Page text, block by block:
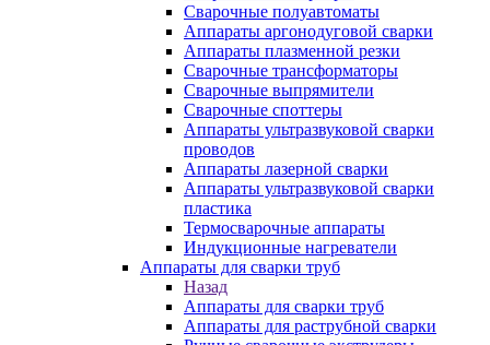
Сварочные полуавтоматы
Аппараты аргонодуговой сварки
Аппараты плазменной резки
Сварочные трансформаторы
Сварочные выпрямители
Сварочные споттеры
Аппараты ультразвуковой сварки
проводов
Аппараты лазерной сварки
Аппараты ультразвуковой сварки
пластика
Термосварочные аппараты
Индукционные нагреватели
Аппараты для сварки труб
Назад
Аппараты для сварки труб
Аппараты для раструбной сварки